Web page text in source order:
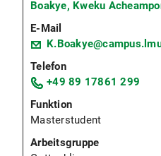
Boakye, Kweku
+49 89 17861 299
Masterstudent